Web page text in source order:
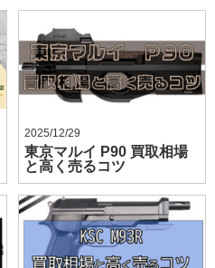
2025/12/29
東京マルイ P90 買取相場
と高く売るコツ